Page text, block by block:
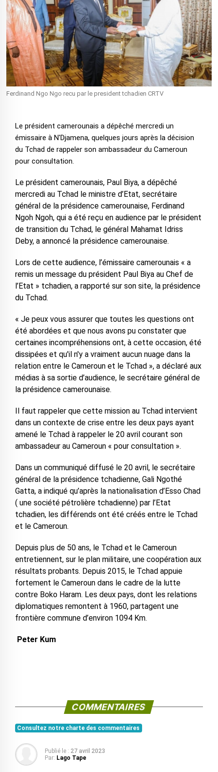
Ferdinand Ngo Ngo recu par le president tchadien CRTV
Le président camerounais a dépêché mercredi un
émissaire à N'Djamena, quelques jours après la décision
du Tchad de rappeler son ambassadeur du Cameroun
pour consultation.
Le président camerounais, Paul Biya, a dépêché
mercredi au Tchad le ministre d’Etat, secrétaire
général de la présidence camerounaise, Ferdinand
Ngoh Ngoh, qui a été reçu en audience par le président
de transition du Tchad, le général Mahamat Idriss
Deby, a annoncé la présidence camerounaise.
Lors de cette audience, l’émissaire camerounais « a
remis un message du président Paul Biya au Chef de
l’Etat » tchadien, a rapporté sur son site, la présidence
du Tchad.
« Je peux vous assurer que toutes les questions ont
été abordées et que nous avons pu constater que
certaines incompréhensions ont, à cette occasion, été
dissipées et qu'il n'y a vraiment aucun nuage dans la
relation entre le Cameroun et le Tchad », a déclaré aux
médias à sa sortie d’audience, le secrétaire général de
la présidence camerounaise.
Il faut rappeler que cette mission au Tchad intervient
dans un contexte de crise entre les deux pays ayant
amené le Tchad à rappeler le 20 avril courant son
ambassadeur au Cameroun « pour consultation ».
Dans un communiqué diffusé le 20 avril, le secrétaire
général de la présidence tchadienne, Gali Ngothé
Gatta, a indiqué qu’après la nationalisation d’Esso Chad
( une société pétrolière tchadienne) par l’Etat
tchadien, les différends ont été créés entre le Tchad
et le Cameroun.
Depuis plus de 50 ans, le Tchad et le Cameroun
entretiennent, sur le plan militaire, une coopération aux
résultats probants. Depuis 2015, le Tchad appuie
fortement le Cameroun dans le cadre de la lutte
contre Boko Haram. Les deux pays, dont les relations
diplomatiques remontent à 1960, partagent une
frontière commune d’environ 1094 Km.
Peter Kum
COMMENTAIRES
Consultez notre charte des commentaires
Publié le : 27 avril 2023
Par: Lago Tape